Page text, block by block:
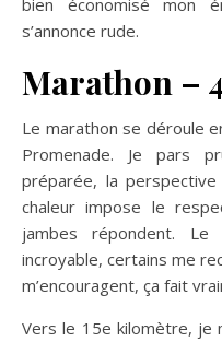
bien économisé mon
s’annonce rude.
Marathon –
Le marathon se déroule
Promenade. Je pars
préparée, la
chaleur impose le
jambes répondent.
incroyable, certains me
m’encouragent, ça fait
Vers le 15e kilomètre, je